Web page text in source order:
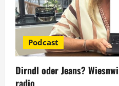
Podcast
Dirndl oder Jeans?
radio